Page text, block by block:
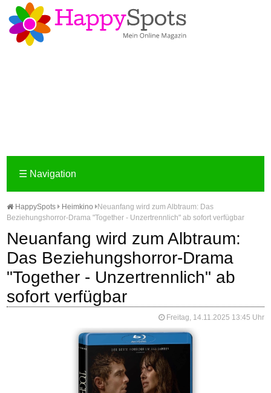
☰ Navigation
HappySpots Heimkino
Neuanfang wird zum Albtraum: Das
Beziehungshorror-Drama "Together - Unzertrennlich" ab sofort verfügbar
Neuanfang wird zum Albtraum:
Das Beziehungshorror-Drama
"Together - Unzertrennlich" ab
sofort verfügbar
Freitag, 14.11.2025 13:45 Uhr